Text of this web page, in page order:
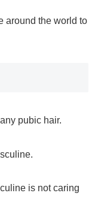
around the world to
pubic hair.
is not caring